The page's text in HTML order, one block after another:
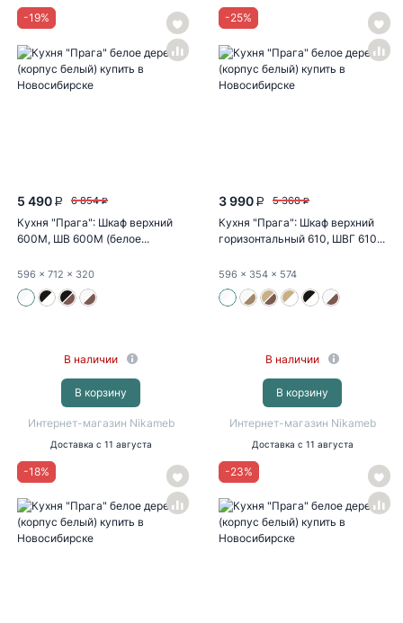
-19%
5 490 P 6 854 P
Кухня "Прага": Шкаф верхний
600М, ШВ 600М (белое...
596 x 712 x 320
В наличии
В корзину
Интернет-магазин Nikameb
Доставка с 11 августа
-25%
3 990 P 5 368 P
Кухня "Прага": Шкаф верхний
горизонтальный 610, ШВГ 610...
596 x 354 x 574
В наличии
В корзину
Интернет-магазин Nikameb
Доставка с 11 августа
-18% -23%